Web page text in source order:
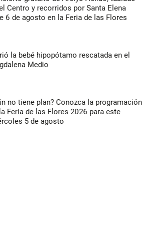
Centro y recorridos por Santa Elena
6 de agosto en la Feria de las Flores
la bebé hipopótamo rescatada en el
Medio
no tiene plan? Conozca la programación
Feria de las Flores 2026 para este
5 de agosto